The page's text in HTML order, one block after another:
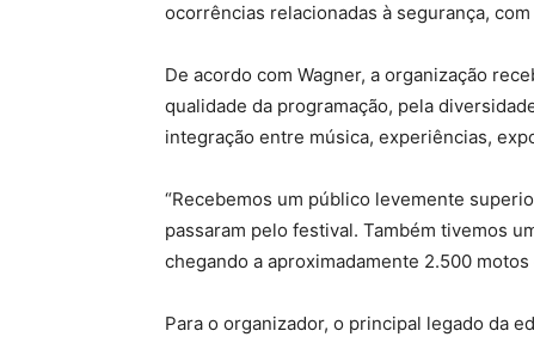
ocorrências relacionadas à segurança,
De acordo com Wagner, a organização
qualidade da programação, pela
integração entre música, experiências,
“Recebemos um público levemente
passaram pelo festival. Também tivemos
chegando a aproximadamente 2.500
Para o organizador, o principal legado da